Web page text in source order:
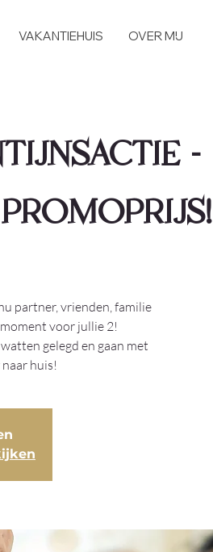
VAKANTIEHUIS OVER MIJ
-
partner, vrienden, familie
voor jullie 2!
gelegd en gaan met